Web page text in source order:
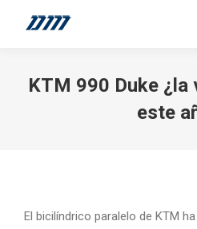
KTM 990 Duke
este
El bicilíndrico paralelo de KTM